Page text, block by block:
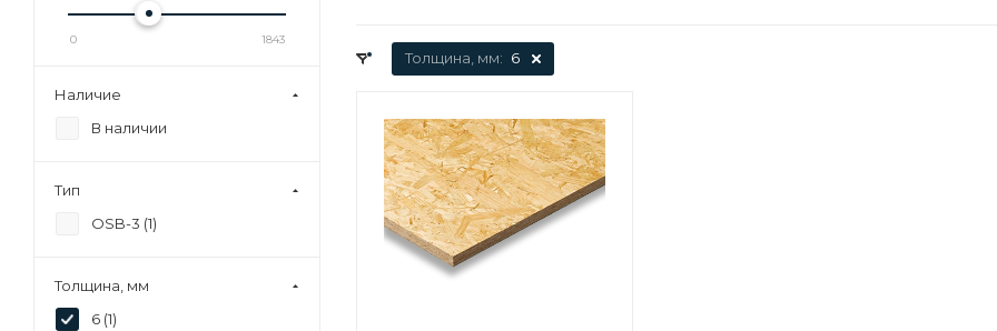
Толщина, мм: 6
0 1843
Наличие
В наличии
Тип
OSB-3 (1)
Толщина, мм
6 (1)